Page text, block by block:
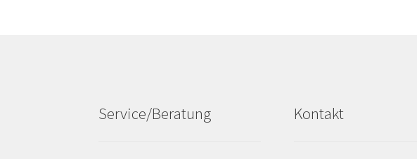
Service/Beratung Kontakt